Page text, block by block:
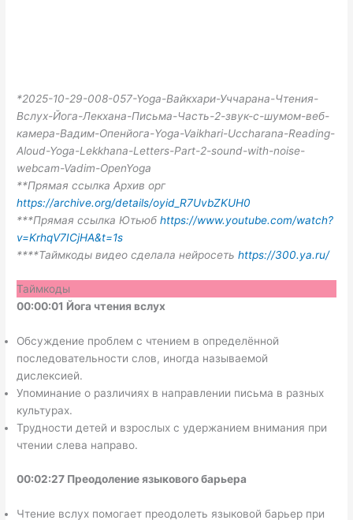
*2025-10-29-008-057-Yoga-Вайкхари-Уччарана-Чтения-
Вслух-Йога-Лекхана-Письма-Часть-2-звук-с-шумом-веб-
камера-Вадим-Опенйога-Yoga-Vaikhari-Uccharana-Reading-
Aloud-Yoga-Lekkhana-Letters-Part-2-sound-with-noise-
webcam-Vadim-OpenYoga
**Прямая ссылка Архив орг
https://archive.org/details/oyid_R7UvbZKUH0
***Прямая ссылка Ютьюбhttps://www.youtube.com/watch?
v=KrhqV7ICjHA&t=1s
****Таймкоды видео сделала нейросетьhttps://300.ya.ru/
Таймкоды
00:00:01 Йога чтения вслух
Обсуждение проблем с чтением в определённой
последовательности слов, иногда называемой
дислексией.
Упоминание о различиях в направлении письма в разных
культурах.
Трудности детей и взрослых с удержанием внимания при
чтении слева направо.
00:02:27 Преодоление языкового барьера
Чтение вслух помогает преодолеть языковой барьер при